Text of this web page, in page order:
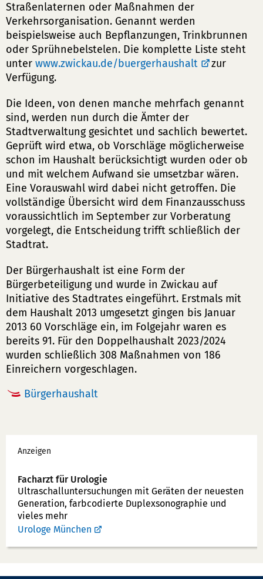
Straßenlaternen oder Maßnahmen der
Verkehrsorganisation. Genannt werden
beispielsweise auch Bepflanzungen, Trinkbrunnen
oder Sprühnebelstelen. Die komplette Liste steht
unter www.zwickau.de/buergerhaushalt
zur
Verfügung.
Die Ideen, von denen manche mehrfach genannt
sind, werden nun durch die Ämter der
Stadtverwaltung gesichtet und sachlich bewertet.
Geprüft wird etwa, ob Vorschläge möglicherweise
schon im Haushalt berücksichtigt wurden oder ob
und mit welchem Aufwand sie umsetzbar wären.
Eine Vorauswahl wird dabei nicht getroffen. Die
vollständige Übersicht wird dem Finanzausschuss
voraussichtlich im September zur Vorberatung
vorgelegt, die Entscheidung trifft schließlich der
Stadtrat.
Der Bürgerhaushalt ist eine Form der
Bürgerbeteiligung und wurde in Zwickau auf
Initiative des Stadtrates eingeführt. Erstmals mit
dem Haushalt 2013 umgesetzt gingen bis Januar
2013 60 Vorschläge ein, im Folgejahr waren es
bereits 91. Für den Doppelhaushalt 2023/2024
wurden schließlich 308 Maßnahmen von 186
Einreichern vorgeschlagen.
Bürgerhaushalt
Werbung
Anzeigen
Facharzt für Urologie
Ultraschallunter­suchungen mit Geräten der neuesten
Generation, farbcodierte Duplex­sonographie und
vieles mehr
Urologe München